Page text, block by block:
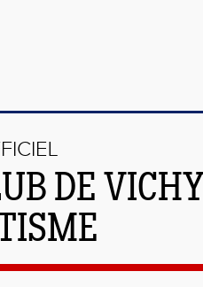
DE VICHY